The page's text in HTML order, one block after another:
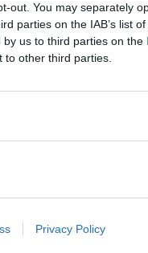
out. You may separately
parties on the IAB’s list
us to third parties on the
other third parties.
Privacy Policy